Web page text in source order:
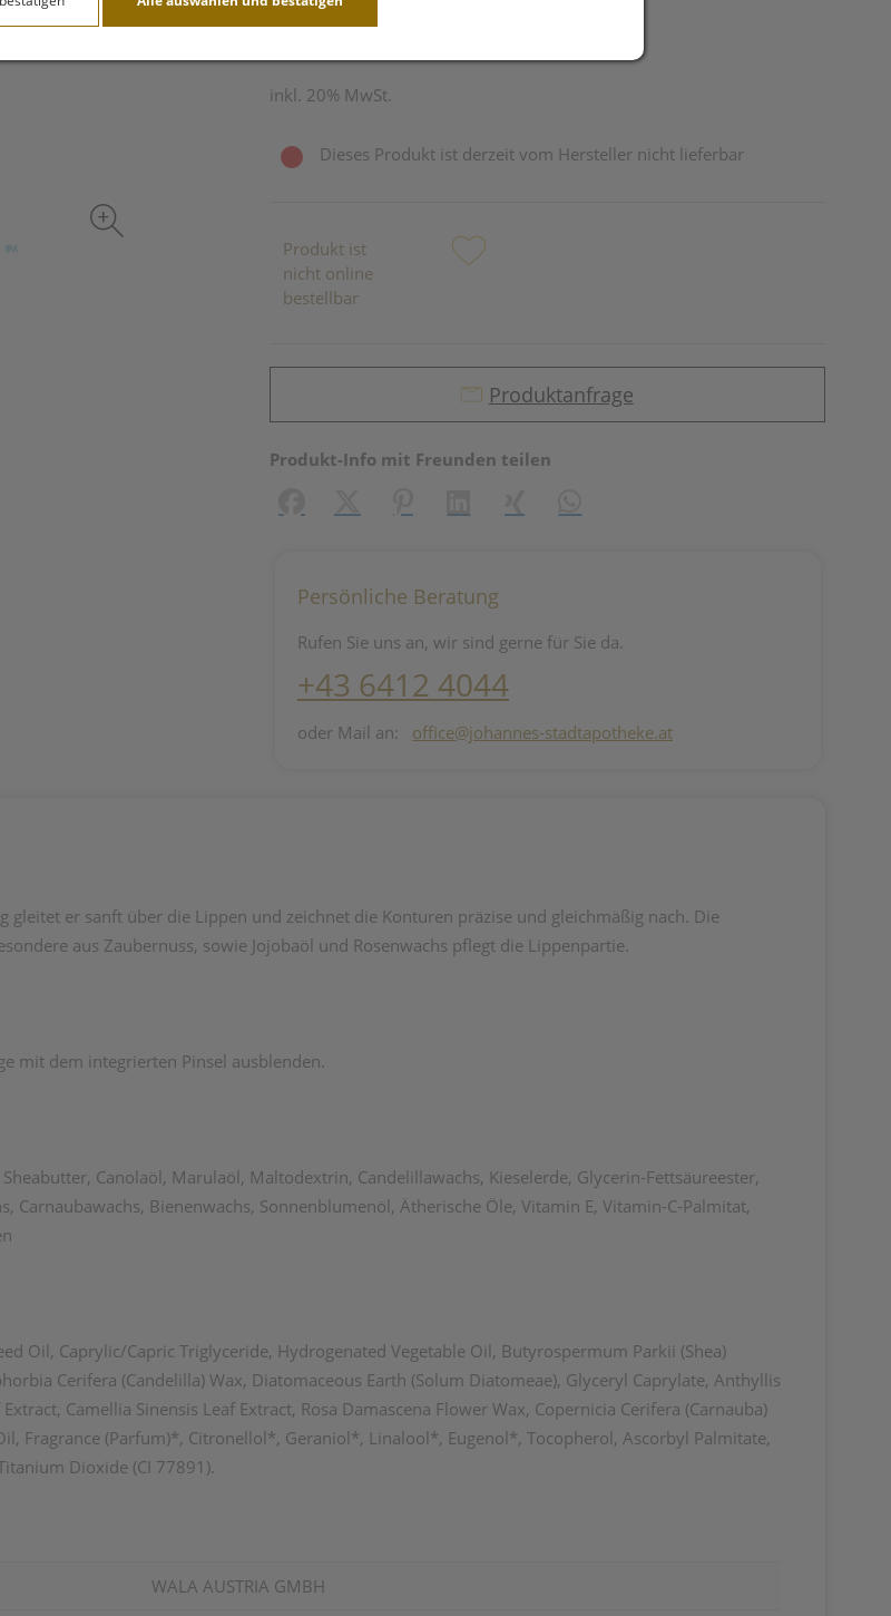
inkl. 20% MwSt.
Dieses Produkt ist derzeit vom Hersteller nicht lieferbar
Produkt ist
nicht online
bestellbar
Produktanfrage
Produkt-Info mit Freunden teilen
Persönliche Beratung
Rufen Sie uns an, wir sind gerne für Sie da.
+43 6412 4044
oder Mail an: office@johannes-stadtapotheke.at
er sanft über die Lippen und zeichnet die Konturen präzise und gleichmäßig nach. Die
aus Zaubernuss, sowie Jojobaöl und Rosenwachs pflegt die Lippenpartie.
mit dem integrierten Pinsel ausblenden.
Canolaöl, Marulaöl, Maltodextrin, Candelillawachs, Kieselerde, Glycerin-Fettsäureester,
Carnaubawachs, Bienenwachs, Sonnenblumenöl, Ätherische Öle, Vitamin E, Vitamin-C-Palmitat,
Oil, Caprylic/Capric Triglyceride, Hydrogenated Vegetable Oil, Butyrospermum Parkii (Shea)
Cerifera (Candelilla) Wax, Diatomaceous Earth (Solum Diatomeae), Glyceryl Caprylate, Anthyllis
Camellia Sinensis Leaf Extract, Rosa Damascena Flower Wax, Copernicia Cerifera (Carnauba)
Fragrance (Parfum)*, Citronellol*, Geraniol*, Linalool*, Eugenol*, Tocopherol, Ascorbyl Palmitate,
Dioxide (CI 77891).
WALA AUSTRIA GMBH